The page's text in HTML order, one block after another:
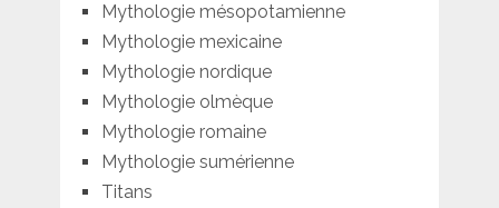
Mythologie mésopotamienne
Mythologie mexicaine
Mythologie nordique
Mythologie olmèque
Mythologie romaine
Mythologie sumérienne
Titans